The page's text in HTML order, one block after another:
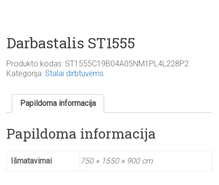
Darbastalis ST1555
Produkto kodas: ST1555C19B04A05NM1PL4L228P2
Kategorija: Stalai dirbtuvėms
Papildoma informacija
Papildoma informacija
Išmatavimai 750 × 1550 × 900 cm